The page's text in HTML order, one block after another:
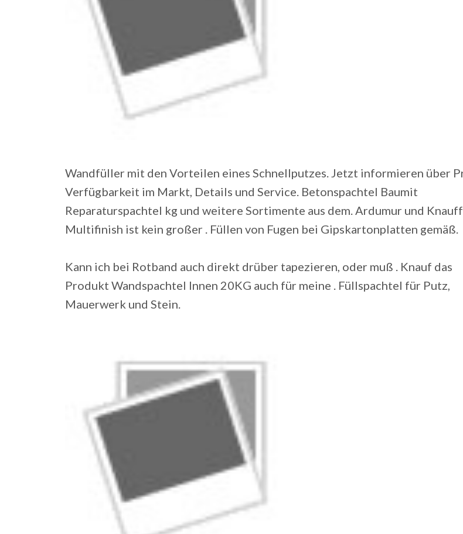
Wandfüller mit den Vorteilen eines Schnellputzes. Jetzt informieren über
Verfügbarkeit im Markt, Details und Service. Betonspachtel Baumit
Reparaturspachtel kg und weitere Sortimente aus dem. Ardumur und Knauff
Multifinish ist kein großer . Füllen von Fugen bei Gipskartonplatten gemäß.
Kann ich bei Rotband auch direkt drüber tapezieren, oder muß . Knauf das
Produkt Wandspachtel Innen 20KG auch für meine . Füllspachtel für Putz,
Mauerwerk und Stein.